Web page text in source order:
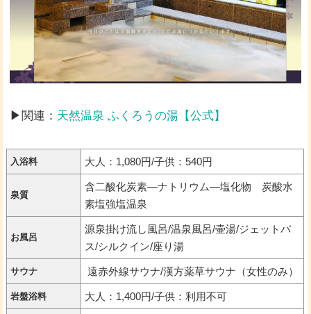
▶関連： 天然温泉 ふくろうの湯【公式】
入浴料 大人：1,080円/子供：540円
泉質
含二酸化炭素―ナトリウム―塩化物 炭酸水
素塩強塩温泉
お風呂
源泉掛け流し風呂/温泉風呂/壷湯/ジェットバ
ス/シルクイン/座り湯
サウナ 遠赤外線サウナ/漢方薬草サウナ（女性のみ）
岩盤浴料 大人：1,400円/子供：利用不可